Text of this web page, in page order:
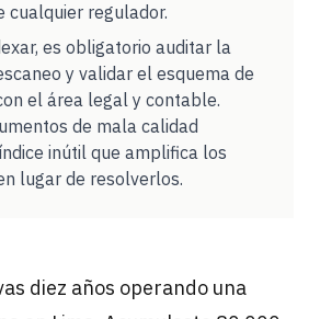
cualquier regulador.
es obligatorio auditar la
y validar el esquema de
el área legal y contable.
de mala calidad
inútil que amplifica los
lugar de resolverlos.
diez años operando una